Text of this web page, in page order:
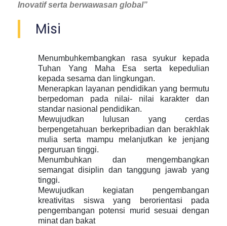
Inovatif serta berwawasan global”
Misi
Menumbuhkembangkan rasa syukur kepada
Tuhan Yang Maha Esa serta kepedulian
kepada sesama dan lingkungan.
Menerapkan layanan pendidikan yang bermutu
berpedoman pada nilai- nilai karakter dan
standar nasional pendidikan.
Mewujudkan lulusan yang cerdas
berpengetahuan berkepribadian dan berakhlak
mulia serta mampu melanjutkan ke jenjang
perguruan tinggi.
Menumbuhkan dan mengembangkan
semangat disiplin dan tanggung jawab yang
tinggi.
Mewujudkan kegiatan pengembangan
kreativitas siswa yang berorientasi pada
pengembangan potensi murid sesuai dengan
minat dan bakat